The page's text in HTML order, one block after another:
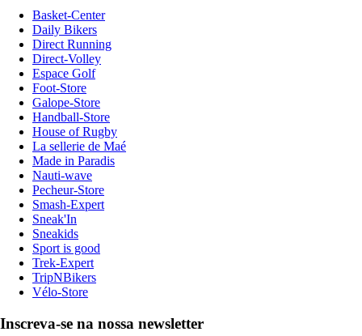
Basket-Center
Daily Bikers
Direct Running
Direct-Volley
Espace Golf
Foot-Store
Galope-Store
Handball-Store
House of Rugby
La sellerie de Maé
Made in Paradis
Nauti-wave
Pecheur-Store
Smash-Expert
Sneak'In
Sneakids
Sport is good
Trek-Expert
TripNBikers
Vélo-Store
Inscreva-se na nossa newsletter